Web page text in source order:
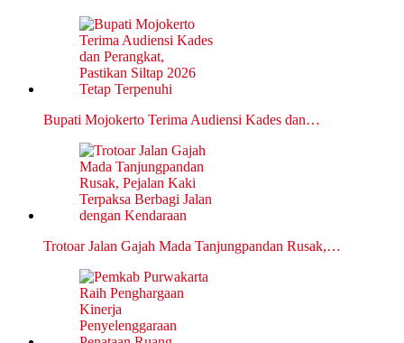
Bupati Mojokerto Terima Audiensi Kades dan…
Trotoar Jalan Gajah Mada Tanjungpandan Rusak,…